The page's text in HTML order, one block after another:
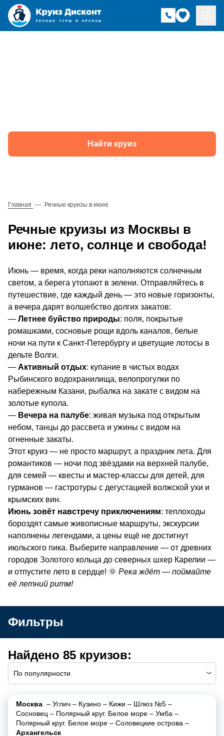
Найти круиз
Главная — Речные круизы в июне
Речные круизы из Москвы в
июне: лето, солнце и свобода!
Июнь — время, когда реки наполняются солнечным
светом, а берега утопают в зелени. Отправляйтесь в
путешествие, где каждый день — это новые горизонты,
а вечера дарят волшебство долгих закатов:
— Летнее буйство природы: поля, покрытые
ромашками, сосновые рощи вдоль каналов, белые
ночи на пути к Санкт-Петербургу и цветущие лотосы в
дельте Волги.
— Активный отдых: купание в чистых водах
Рыбинского водохранилища, велопрогулки по
набережным Казани, рыбалка на закате с видом на
золотые купола.
— Вечера на палубе: живая музыка под открытым
небом, танцы до рассвета и ужины с видом на
огненные закаты.
Этот круиз — не просто маршрут, а праздник лета. Для
романтиков — ночи под звёздами на верхней палубе,
для семей — квесты и мастер-классы для детей, для
гурманов — гастротуры с дегустацией волжской ухи и
крымских вин.
Июнь зовёт навстречу приключениям: теплоходы
бороздят самые живописные маршруты, экскурсии
наполнены легендами, а цены ещё не достигнут
июльского пика. Выберите направление — от древних
городов Золотого кольца до северных шхер Карелии —
и отпустите лето в сердце! 🌞 Река ждёт — поймайте
её летний ритм!
Фильтры
Найдено 85 круизов:
По популярности
Москва – Углич – Кузино – Кижи – Шлюз №5 –
Сосновец – Полярный круг. Белое море – Умба –
Полярный круг. Белое море – Соловецкие острова –
Архангельск